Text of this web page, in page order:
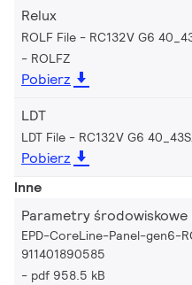
Relux
ROLF File - RC132V G6
ROLFZ
Pobierz
LDT
LDT File - RC132V G6
Pobierz
Inne
Parametry
EPD-CoreLine-Panel-gen6-
911401890585
pdf 958.5 kB